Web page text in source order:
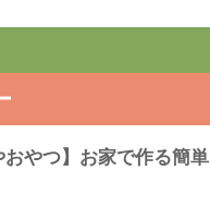
おやつ】お家で作る簡単